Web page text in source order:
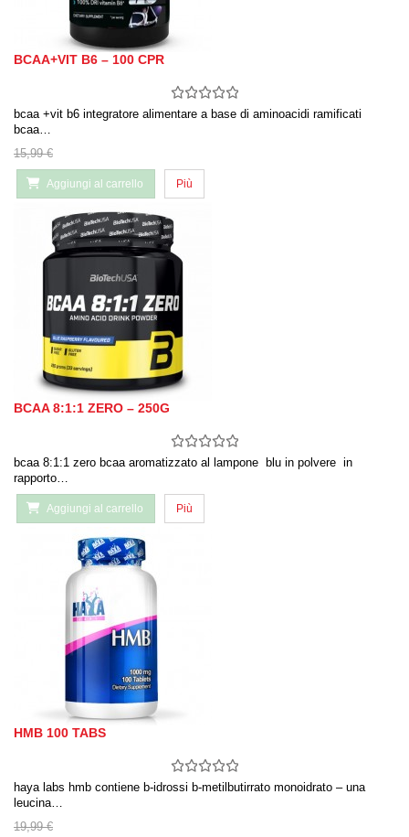
BCAA+VIT B6 – 100 CPR
bcaa +vit b6 integratore alimentare a base di aminoacidi ramificati
bcaa…
15,99 €
Aggiungi al carrello Più
BCAA 8:1:1 ZERO – 250G
bcaa 8:1:1 zero bcaa aromatizzato al lampone blu in polvere in
rapporto…
Aggiungi al carrello Più
HMB 100 TABS
haya labs hmb contiene b-idrossi b-metilbutirrato monoidrato – una
leucina…
19,99 €